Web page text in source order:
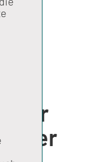
sehr